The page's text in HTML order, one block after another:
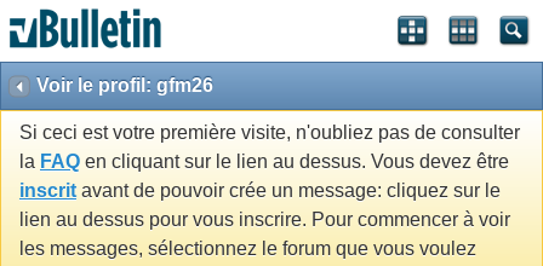
Voir le profil: gfm26
Si ceci est votre première visite, n'oubliez pas de consulter
la FAQ en cliquant sur le lien au dessus. Vous devez être
inscrit avant de pouvoir crée un message: cliquez sur le
lien au dessus pour vous inscrire. Pour commencer à voir
les messages, sélectionnez le forum que vous voulez